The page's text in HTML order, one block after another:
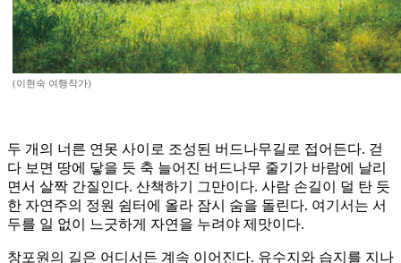
(이현숙 여행작가)
두 개의 너른 연못 사이로 조성된 버드나무길로 접어든다. 걷
다 보면 땅에 닿을 듯 축 늘어진 버드나무 줄기가 바람에 날리
면서 살짝 간질인다. 산책하기 그만이다. 사람 손길이 덜 탄 듯
한 자연주의 정원 쉼터에 올라 잠시 숨을 돌린다. 여기서는 서
두를 일 없이 느긋하게 자연을 누려야 제맛이다.
창포원의 길은 어디서든 계속 이어진다. 유수지와 습지를 지나